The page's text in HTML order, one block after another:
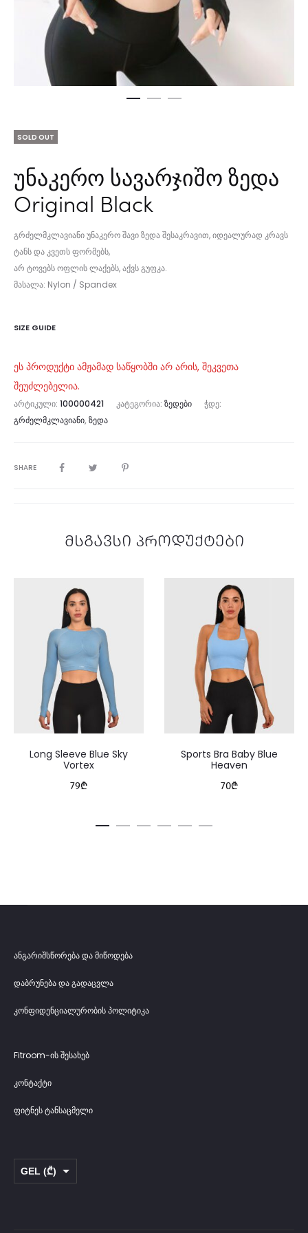
SOLD OUT
უნაკერო სავარჯიშო ზედა
Original Black
გრძელმკლავიანი უნაკერო შავი ზედა შესაკრავით, იდეალურად კრავს
ტანს და კვეთს ფორმებს,
არ ტოვებს ოფლის ლაქებს, აქვს გუფკა.
მასალა: Nylon / Spandex
SIZE GUIDE
ეს პროდუქტი ამჟამად საწყობში არ არის, შეკვეთა
შეუძლებელია.
ᲐᲠᲢᲘᲙᲣᲚᲘ: 100000421 ᲙᲐᲢᲔᲒᲝᲠᲘᲐ: ᲖᲔᲓᲔᲑᲘ
ᲭᲓᲔ:
ᲒᲠᲫᲔᲚᲛᲙᲚᲐᲕᲘᲐᲜᲘ, ᲖᲔᲓᲐ
SHARE
მსგავსი პროდუქტები
Long Sleeve Blue Sky
Vortex
79₾
Sports Bra Baby Blue
Heaven
70₾
ანგარიშსწორება და მიწოდება
დაბრუნება და გადაცვლა
კონფიდენციალურობის პოლიტიკა
Fitroom-ის შესახებ
კონტაქტი
ფიტნეს ტანსაცმელი
GEL (₾)